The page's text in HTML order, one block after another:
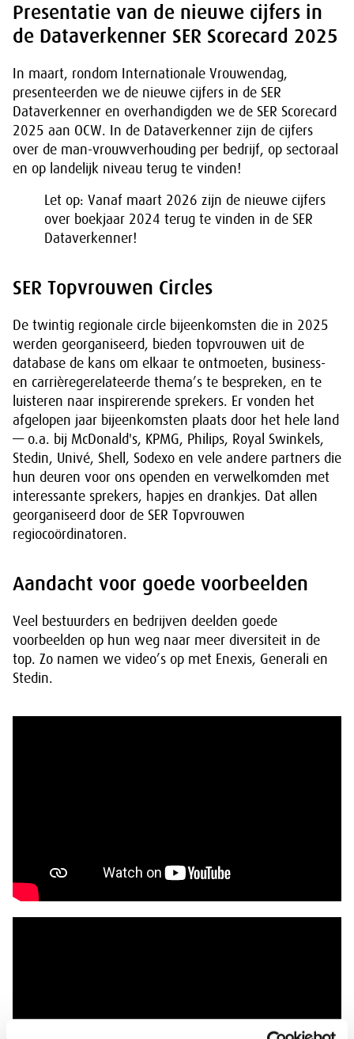
Presentatie van de nieuwe cijfers in
de Dataverkenner SER Scorecard 2025
In maart, rondom Internationale Vrouwendag,
presenteerden we de nieuwe cijfers in de SER
Dataverkenner en overhandigden we de SER Scorecard
2025 aan OCW. In de Dataverkenner zijn de cijfers
over de man-vrouwverhouding per bedrijf, op sectoraal
en op landelijk niveau terug te vinden!
Let op: Vanaf maart 2026 zijn de nieuwe cijfers
over boekjaar 2024 terug te vinden in de SER
Dataverkenner!
SER Topvrouwen Circles
De twintig regionale circle bijeenkomsten die in 2025
werden georganiseerd, bieden topvrouwen uit de
database de kans om elkaar te ontmoeten, business-
en carrièregerelateerde thema’s te bespreken, en te
luisteren naar inspirerende sprekers. Er vonden het
afgelopen jaar bijeenkomsten plaats door het hele land
— o.a. bij McDonald's, KPMG, Philips, Royal Swinkels,
Stedin, Univé, Shell, Sodexo en vele andere partners die
hun deuren voor ons openden en verwelkomden met
interessante sprekers, hapjes en drankjes. Dat allen
georganiseerd door de SER Topvrouwen
regiocoördinatoren.
Aandacht voor goede voorbeelden
Veel bestuurders en bedrijven deelden goede
voorbeelden op hun weg naar meer diversiteit in de
top. Zo namen we video’s op met Enexis, Generali en
Stedin.